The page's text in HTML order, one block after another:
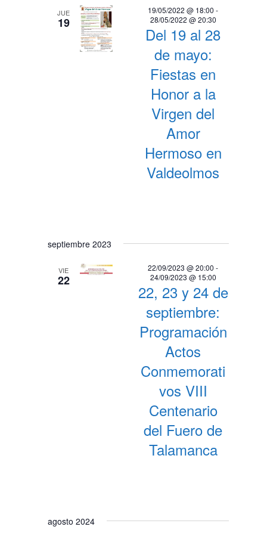
e
g
a
c
i
ó
d
e
a
s
c
i
e
e
o
JUE
19
Del 19 al 28
de mayo:
Fiestas en
Honor a la
Virgen del
Amor
Hermoso en
Valdeolmos
19/05/2022 @ 18:00 -
28/05/2022 @ 20:30
septiembre 2023
VIE
22
22, 23 y 24 de
septiembre:
Programación
Actos
Conmemorati
vos VIII
Centenario
del Fuero de
Talamanca
22/09/2023 @ 20:00 -
24/09/2023 @ 15:00
agosto 2024